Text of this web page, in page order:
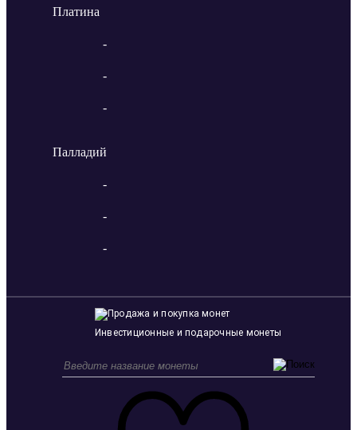
Платина
-
-
-
Палладий
-
-
-
Инвестиционные и подарочные монеты